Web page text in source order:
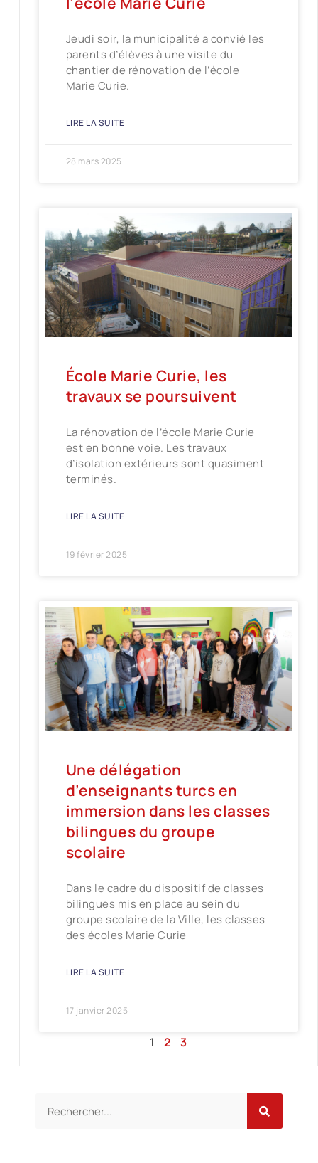
Jeudi soir, la municipalité a convié les
parents d’élèves à une visite du
chantier de rénovation de l’école
Marie Curie.
LIRE LA SUITE
28 mars 2025
École Marie Curie, les
travaux se poursuivent
La rénovation de l’école Marie Curie
est en bonne voie. Les travaux
d’isolation extérieurs sont quasiment
terminés.
LIRE LA SUITE
19 février 2025
Une délégation
d’enseignants turcs en
immersion dans les classes
bilingues du groupe
scolaire
Dans le cadre du dispositif de classes
bilingues mis en place au sein du
groupe scolaire de la Ville, les classes
des écoles Marie Curie
LIRE LA SUITE
17 janvier 2025
1 2 3